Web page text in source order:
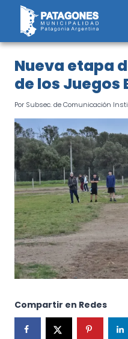
Saltar
contenido
Nueva etapa
de los Juegos
Por Subsec. de Comunicación
Compartir en Redes